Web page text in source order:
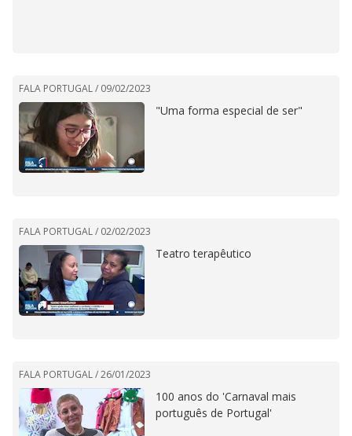
FALA PORTUGAL / 09/02/2023
"Uma forma especial de ser"
FALA PORTUGAL / 02/02/2023
Teatro terapêutico
FALA PORTUGAL /26/01/2023
100 anos do 'Carnaval mais
português de Portugal'